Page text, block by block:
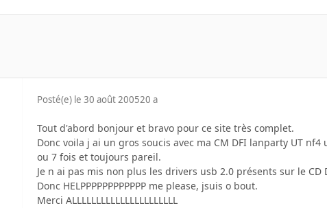
Posté(e) le 30 août 200520 a
Tout d'abord bonjour et bravo pour ce site très complet.
Donc voila j ai un gros soucis avec ma CM DFI lanparty UT
ou 7 fois et toujours pareil.
Je n ai pas mis non plus les drivers usb 2.0 présents sur le
Donc HELPPPPPPPPPPPP me please, jsuis o bout.
Merci ALLLLLLLLLLLLLLLLLLLLLL